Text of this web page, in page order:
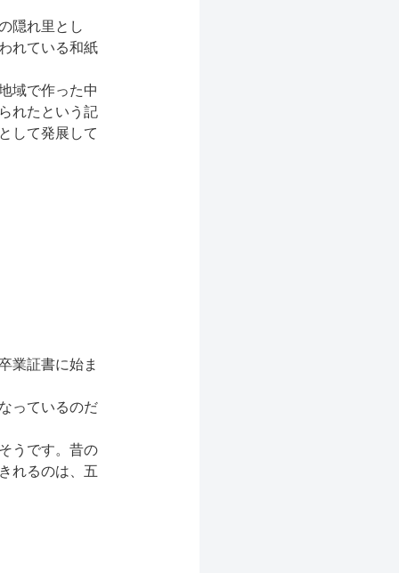
隠れ里とし
れている和紙
域で作った中
れたという記
して発展して
業証書に始ま
っているのだ
うです。昔の
れるのは、五